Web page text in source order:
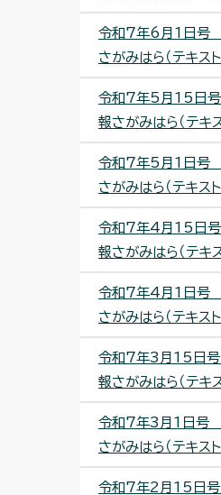
令和7年6月1日号
さがみはら（テキスト
令和7年5月15日
報さがみはら（テキ
令和7年5月1日号
さがみはら（テキスト
令和7年4月15日
報さがみはら（テキ
令和7年4月1日号
さがみはら（テキスト
令和7年3月15日
報さがみはら（テキ
令和7年3月1日号
さがみはら（テキスト
令和7年2月15日